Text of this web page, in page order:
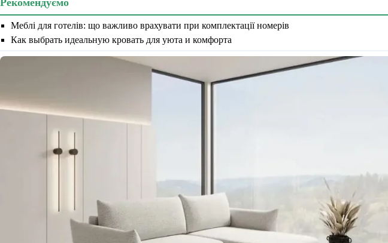
Меблі для готелів: що важливо врахувати при комплектації номерів
Как выбрать идеальную кровать для уюта и комфорта